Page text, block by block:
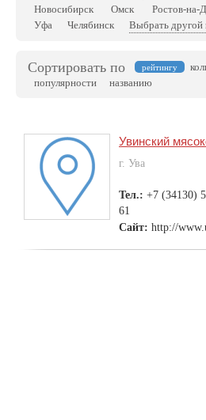
Новосибирск
Омск Ростов-на-
Уфа
Челябинск Выбрать другой
Сортировать по рейтингу
популярности
названию
Увинский
г. Ува
Тел.: +7 (34130)
61
Сайт: http://